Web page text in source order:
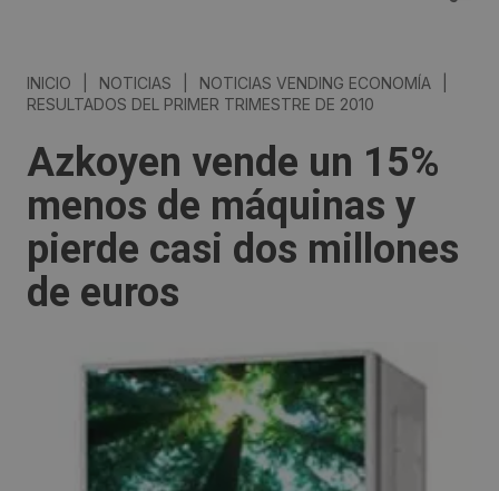
INICIO NOTICIAS NOTICIAS VENDING ECONOMÍA
RESULTADOS DEL PRIMER TRIMESTRE DE 2010
Azkoyen vende un 15%
menos de máquinas y
pierde casi dos millones
de euros